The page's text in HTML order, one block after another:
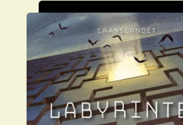
Om Stora
Olivia tipsar
Vinnare
FAQ